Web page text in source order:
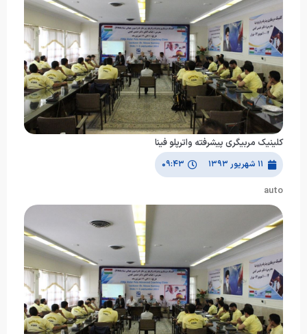
کلینیک مربیگری پیشرفته واترپلو فینا
۱۱ شهریور ۱۳۹۳ ۰۹:۴۳
auto